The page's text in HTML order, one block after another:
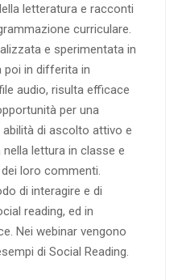
letteratura e racconti
curriculare.
e sperimentata in
poi in differita in
audio, risulta efficace
per una
di ascolto attivo e
lettura in classe e
loro commenti.
di interagire e di
reading, ed in
Nei webinar vengono
di Social Reading.